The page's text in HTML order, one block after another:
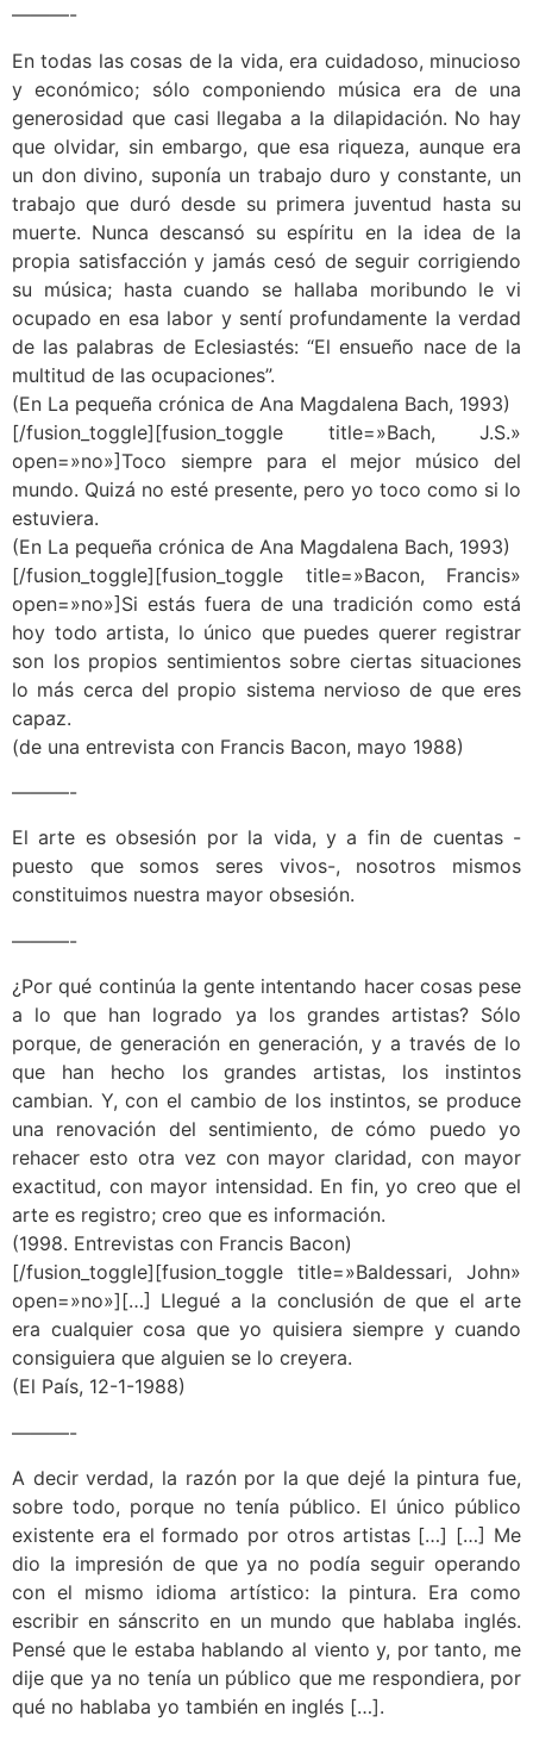
———-
En todas las cosas de la vida, era cuidadoso, minucioso
y económico; sólo componiendo música era de una
generosidad que casi llegaba a la dilapidación. No hay
que olvidar, sin embargo, que esa riqueza, aunque era
un don divino, suponía un trabajo duro y constante, un
trabajo que duró desde su primera juventud hasta su
muerte. Nunca descansó su espíritu en la idea de la
propia satisfacción y jamás cesó de seguir corrigiendo
su música; hasta cuando se hallaba moribundo le vi
ocupado en esa labor y sentí profundamente la verdad
de las palabras de Eclesiastés: “El ensueño nace de la
multitud de las ocupaciones”.
(En La pequeña crónica de Ana Magdalena Bach, 1993)
[/fusion_toggle][fusion_toggle title=»Bach, J.S.»
open=»no»]Toco siempre para el mejor músico del
mundo. Quizá no esté presente, pero yo toco como si lo
estuviera.
(En La pequeña crónica de Ana Magdalena Bach, 1993)
[/fusion_toggle][fusion_toggle title=»Bacon, Francis»
open=»no»]Si estás fuera de una tradición como está
hoy todo artista, lo único que puedes querer registrar
son los propios sentimientos sobre ciertas situaciones
lo más cerca del propio sistema nervioso de que eres
capaz.
(de una entrevista con Francis Bacon, mayo 1988)
———-
El arte es obsesión por la vida, y a fin de cuentas -
puesto que somos seres vivos-, nosotros mismos
constituimos nuestra mayor obsesión.
———-
¿Por qué continúa la gente intentando hacer cosas pese
a lo que han logrado ya los grandes artistas? Sólo
porque, de generación en generación, y a través de lo
que han hecho los grandes artistas, los instintos
cambian. Y, con el cambio de los instintos, se produce
una renovación del sentimiento, de cómo puedo yo
rehacer esto otra vez con mayor claridad, con mayor
exactitud, con mayor intensidad. En fin, yo creo que el
arte es registro; creo que es información.
(1998. Entrevistas con Francis Bacon)
[/fusion_toggle][fusion_toggle title=»Baldessari, John»
open=»no»][…] Llegué a la conclusión de que el arte
era cualquier cosa que yo quisiera siempre y cuando
consiguiera que alguien se lo creyera.
(El País, 12-1-1988)
———-
A decir verdad, la razón por la que dejé la pintura fue,
sobre todo, porque no tenía público. El único público
existente era el formado por otros artistas […] […] Me
dio la impresión de que ya no podía seguir operando
con el mismo idioma artístico: la pintura. Era como
escribir en sánscrito en un mundo que hablaba inglés.
Pensé que le estaba hablando al viento y, por tanto, me
dije que ya no tenía un público que me respondiera, por
qué no hablaba yo también en inglés […].